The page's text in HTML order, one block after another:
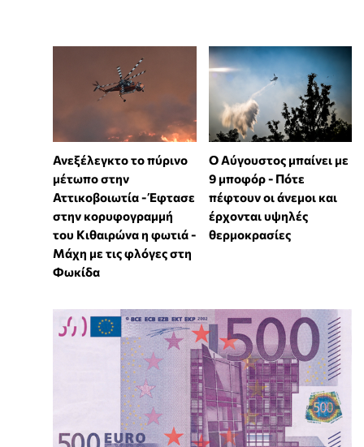
Ανεξέλεγκτο το πύρινο
μέτωπο στην
Αττικοβοιωτία - Έφτασε
στην κορυφογραμμή
του Κιθαιρώνα η φωτιά -
Μάχη με τις φλόγες στη
Φωκίδα
Ο Αύγουστος μπαίνει με
9 μποφόρ - Πότε
πέφτουν οι άνεμοι και
έρχονται υψηλές
θερμοκρασίες